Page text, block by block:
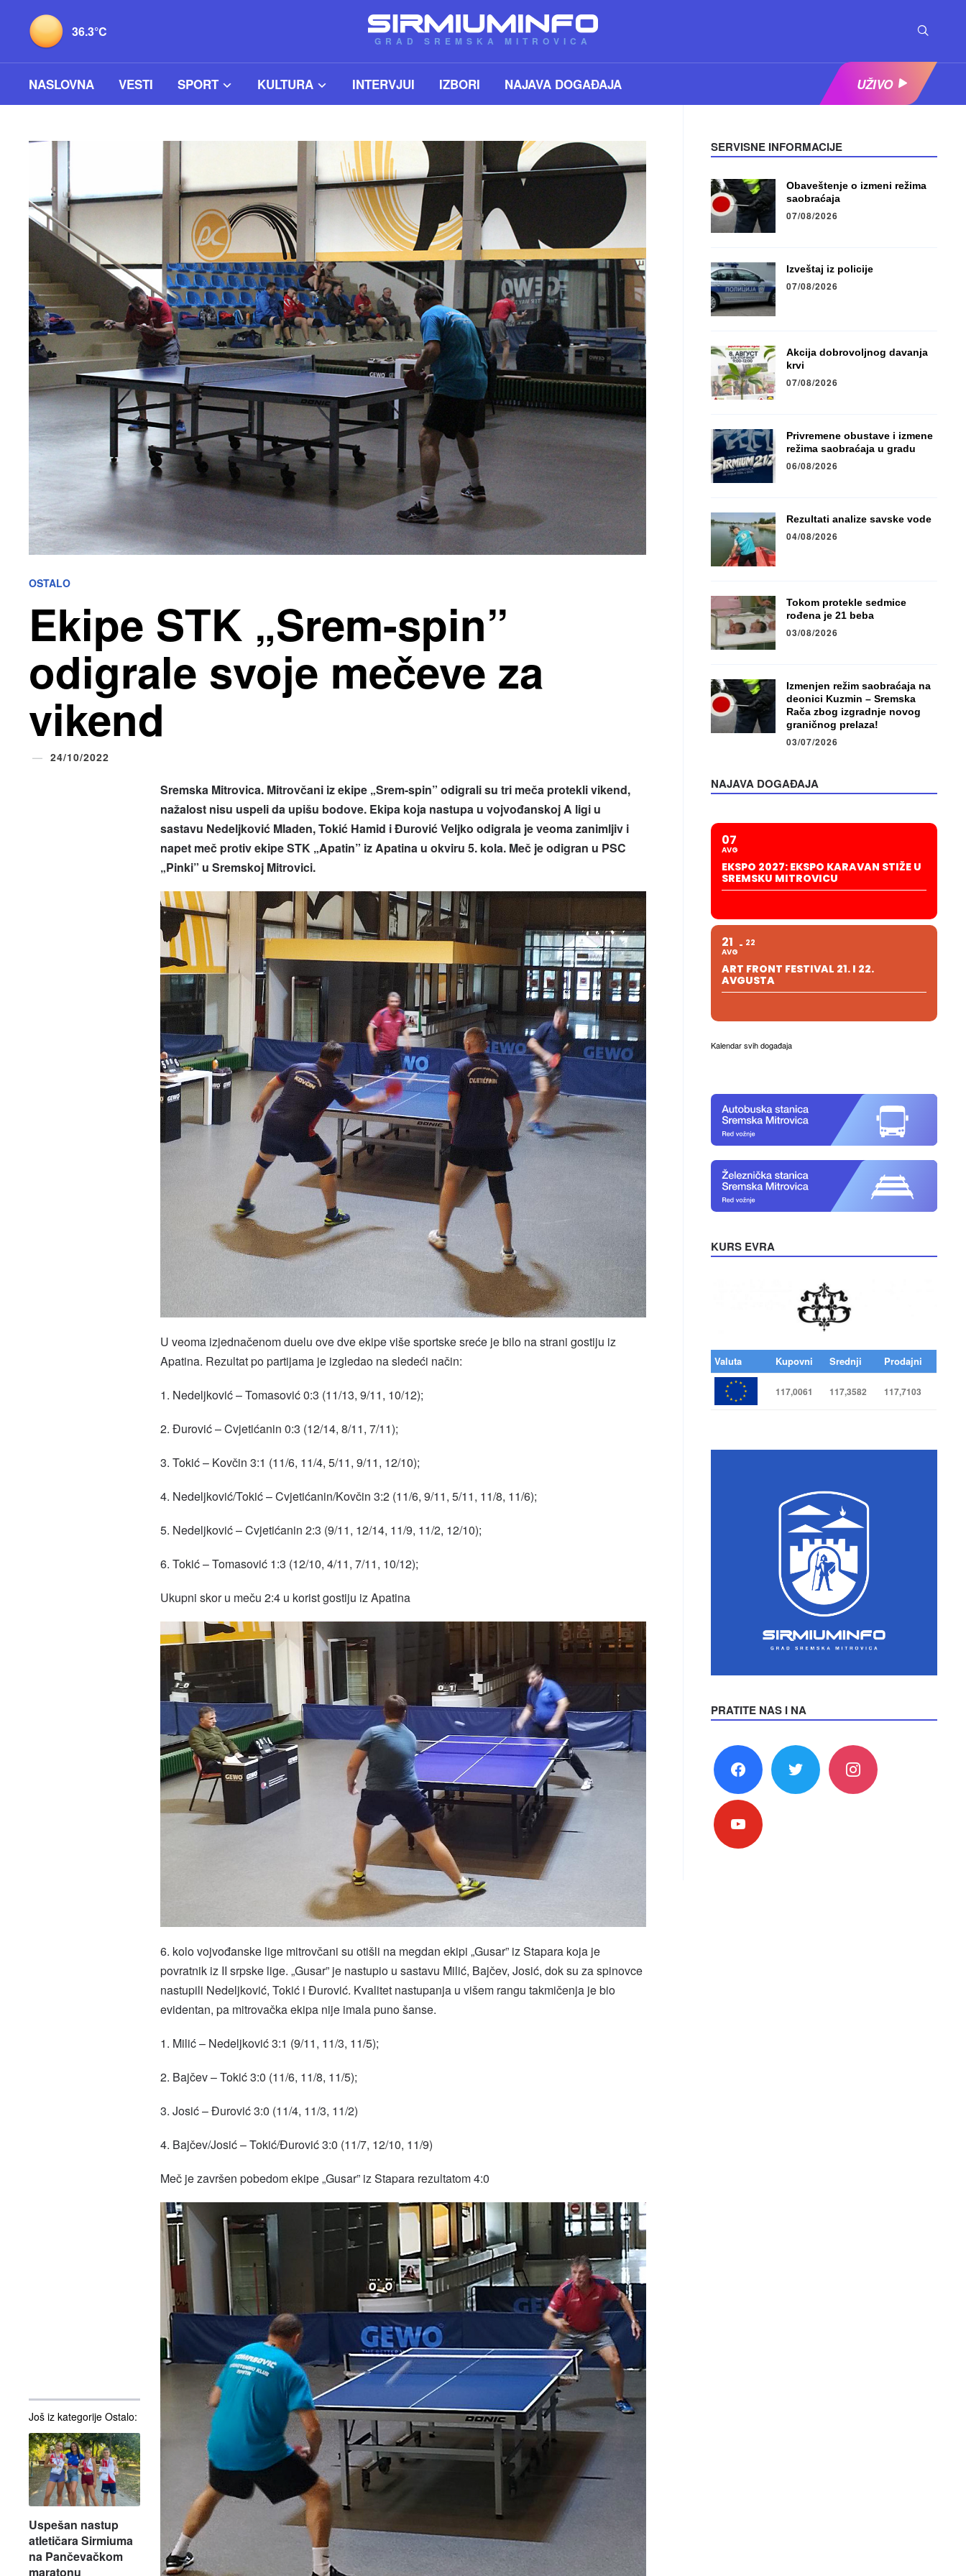
36.3°C
GRAD SREMSKA MITROVICA
NASLOVNA VESTI SPORT KULTURA INTERVJUI IZBORI NAJAVA DOGAĐAJA UŽIVO
OSTALO
Ekipe STK „Srem-spin”
odigrale svoje mečeve za
vikend
24/10/2022
Još iz kategorije Ostalo:
Uspešan nastup
atletičara Sirmiuma
na Pančevačkom
maratonu
Sremska Mitrovica. Mitrovčani iz ekipe „Srem-spin” odigrali su tri meča protekli vikend,
nažalost nisu uspeli da upišu bodove. Ekipa koja nastupa u vojvođanskoj A ligi u
sastavu Nedeljković Mladen, Tokić Hamid i Đurović Veljko odigrala je veoma zanimljiv i
napet meč protiv ekipe STK „Apatin” iz Apatina u okviru 5. kola. Meč je odigran u PSC
„Pinki” u Sremskoj Mitrovici.
U veoma izjednačenom duelu ove dve ekipe više sportske sreće je bilo na strani gostiju iz
Apatina. Rezultat po partijama je izgledao na sledeći način:
1. Nedeljković – Tomasović 0:3 (11/13, 9/11, 10/12);
2. Đurović – Cvjetićanin 0:3 (12/14, 8/11, 7/11);
3. Tokić – Kovčin 3:1 (11/6, 11/4, 5/11, 9/11, 12/10);
4. Nedeljković/Tokić – Cvjetićanin/Kovčin 3:2 (11/6, 9/11, 5/11, 11/8, 11/6);
5. Nedeljković – Cvjetićanin 2:3 (9/11, 12/14, 11/9, 11/2, 12/10);
6. Tokić – Tomasović 1:3 (12/10, 4/11, 7/11, 10/12);
Ukupni skor u meču 2:4 u korist gostiju iz Apatina
6. kolo vojvođanske lige mitrovčani su otišli na megdan ekipi „Gusar” iz Stapara koja je
povratnik iz II srpske lige. „Gusar” je nastupio u sastavu Milić, Bajčev, Josić, dok su za spinovce
nastupili Nedeljković, Tokić i Đurović. Kvalitet nastupanja u višem rangu takmičenja je bio
evidentan, pa mitrovačka ekipa nije imala puno šanse.
1. Milić – Nedeljković 3:1 (9/11, 11/3, 11/5);
2. Bajčev – Tokić 3:0 (11/6, 11/8, 11/5);
3. Josić – Đurović 3:0 (11/4, 11/3, 11/2)
4. Bajčev/Josić – Tokić/Đurović 3:0 (11/7, 12/10, 11/9)
Meč je završen pobedom ekipe „Gusar” iz Stapara rezultatom 4:0
SERVISNE INFORMACIJE
Obaveštenje o izmeni režima
saobraćaja
07/08/2026
Izveštaj iz policije
07/08/2026
Akcija dobrovoljnog davanja
krvi
07/08/2026
Privremene obustave i izmene
režima saobraćaja u gradu
06/08/2026
Rezultati analize savske vode
04/08/2026
Tokom protekle sedmice
rođena je 21 beba
03/08/2026
Izmenjen režim saobraćaja na
deonici Kuzmin – Sremska
Rača zbog izgradnje novog
graničnog prelaza!
03/07/2026
NAJAVA DOGAĐAJA
07
AVG
EKSPO 2027: EKSPO KARAVAN STIŽE U
SREMSKU MITROVICU
21
AVG
22
ART FRONT FESTIVAL 21. I 22.
AVGUSTA
Kalendar svih događaja
KURS EVRA
Valuta Kupovni Srednji Prodajni
117,0061 117,3582 117,7103
PRATITE NAS I NA
facebook twitter instagram
youtube